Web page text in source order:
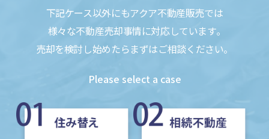
下記ケース以外にもアクア不動産販売では
様々な不動産売却事情に対応しています｡
売却を検討し始めたらまずはご相談ください。
Please select a case